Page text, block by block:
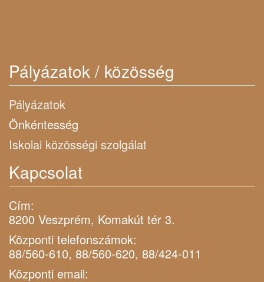
Pályázatok / közösség
Pályázatok
Önkéntesség
Iskolai közösségi szolgálat
Kapcsolat
Cím:
8200 Veszprém, Komakút tér 3.
Központi telefonszámok:
88/560-610, 88/560-620, 88/424-011
Központi email: